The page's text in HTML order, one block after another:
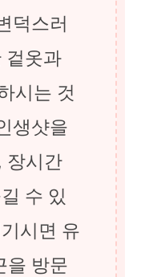
덕스러
겉옷과
시는 것
생샷을
장시간
수 있
시면 유
을 방문